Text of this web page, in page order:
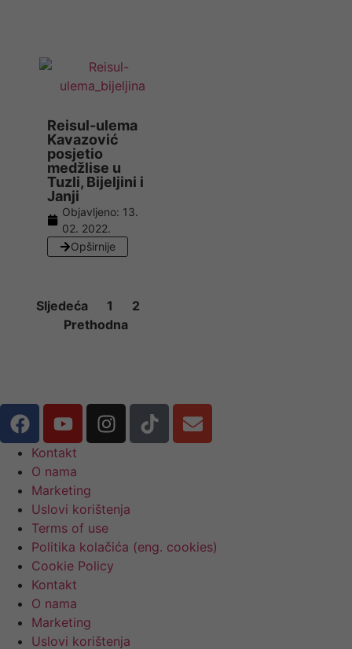
Reisul-ulema
Kavazović
posjetio
medžlise u
Tuzli, Bijeljini i
Janji
Objavljeno: 13.
02. 2022.
Opširnije
Sljedeća 1
2
Prethodna
Kontakt
O nama
Marketing
Uslovi korištenja
Terms of use
Politika kolačića (eng. cookies)
Cookie Policy
Kontakt
O nama
Marketing
Uslovi korištenja